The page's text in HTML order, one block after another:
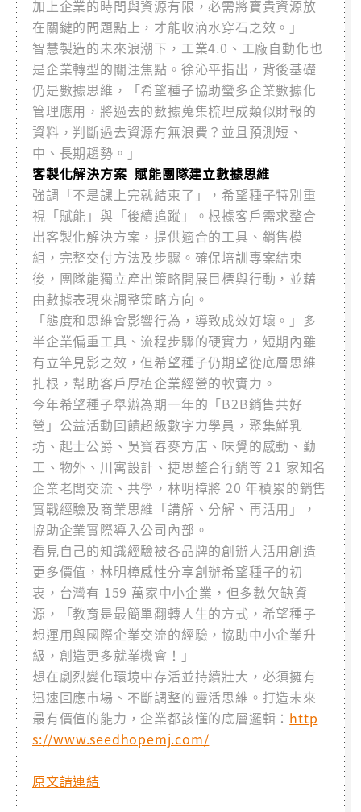
加上企業的時間與資源有限，必需將寶貴資源放
在關鍵的問題點上，才能收滴水穿石之效。」
智慧製造的未來浪潮下，工業4.0、工廠自動化也
是企業轉型的關注焦點。徐沁平指出，背後基礎
仍是數據思維，「希望種子協助蠻多企業數據化
管理應用，將過去的數據蒐集梳理成類似財報的
資料，判斷過去資源有無浪費？並且預測短、
中、長期趨勢。」
客製化解決方案 賦能團隊建立數據思維
強調「不是課上完就結束了」，希望種子特別重
視「賦能」與「後續追蹤」。根據客戶需求整合
出客製化解決方案，提供適合的工具、銷售模
組，完整交付方法及步驟。確保培訓專案結束
後，團隊能獨立產出策略開展目標與行動，並藉
由數據表現來調整策略方向。
「態度和思維會影響行為，導致成效好壞。」多
半企業偏重工具、流程步驟的硬實力，短期內雖
有立竿見影之效，但希望種子仍期望從底層思維
扎根，幫助客戶厚植企業經營的軟實力。
今年希望種子舉辦為期一年的「B2B銷售共好
營」公益活動回饋超級數字力學員，聚集鮮乳
坊、起士公爵、吳寶春麥方店、味覺的感動、勤
工、物外、川寓設計、捷思整合行銷等 21 家知名
企業老闆交流、共學，林明樟將 20 年積累的銷售
實戰經驗及商業思維「講解、分解、再活用」，
協助企業實際導入公司內部。
看見自己的知識經驗被各品牌的創辦人活用創造
更多價值，林明樟感性分享創辦希望種子的初
衷，台灣有 159 萬家中小企業，但多數欠缺資
源，「教育是最簡單翻轉人生的方式，希望種子
想運用與國際企業交流的經驗，協助中小企業升
級，創造更多就業機會！」
想在劇烈變化環境中存活並持續壯大，必須擁有
迅速回應市場、不斷調整的靈活思維。打造未來
最有價值的能力，企業都該懂的底層邏輯： http
s://www.seedhopemj.com/
原文請連結